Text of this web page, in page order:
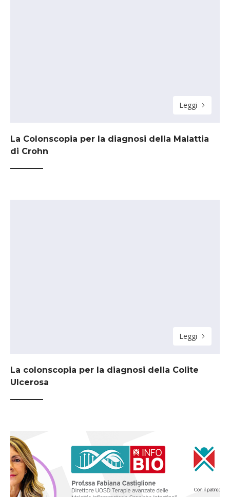
Leggi
La Colonscopia per la diagnosi della Malattia
di Crohn
Leggi
La colonscopia per la diagnosi della Colite
Ulcerosa